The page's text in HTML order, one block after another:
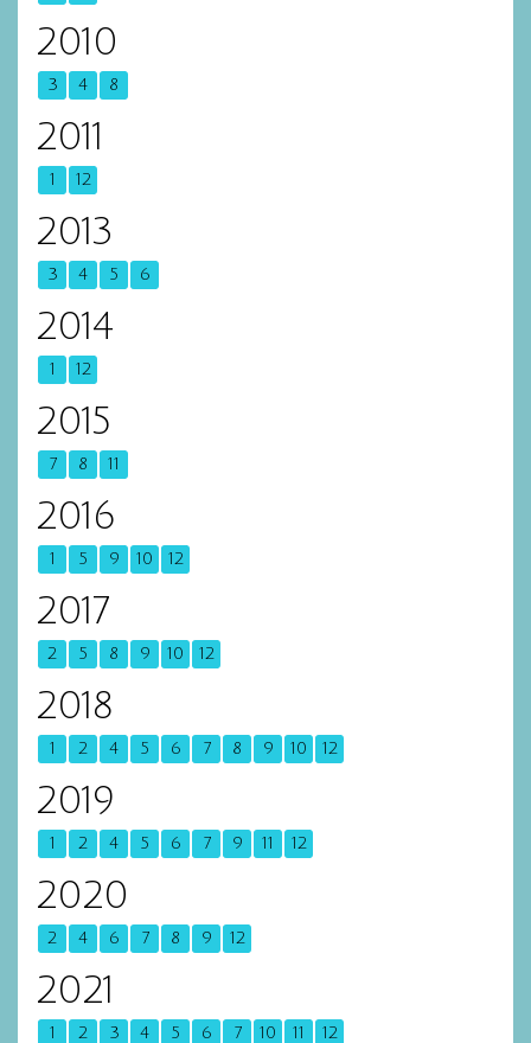
2010
3 4 8
2011
1 12
2013
3 4 5 6
2014
1 12
2015
7 8 11
2016
1 5 9 10 12
2017
2 5 8 9 10 12
2018
1 2 4 5 6 7 8 9 10 12
2019
1 2 4 5 6 7 9 11 12
2020
2 4 6 7 8 9 12
2021
1 2 3 4 5 6 7 10 11 12